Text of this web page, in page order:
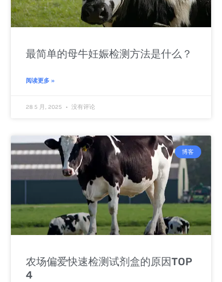
最简单的母牛妊娠检测方法是什么？
阅读更多 »
28 5 月, 2025 没有评论
博客
农场偏爱快速检测试剂盒的原因TOP
4